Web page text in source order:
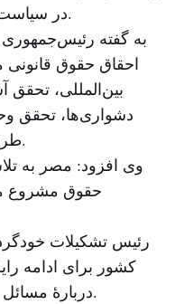
در سیاست خارجی مصر باقی خواهد ماند.
به گفته
احقاق حقوق
بین‌المللی، تحقق
دشواری‌ها، تحقق
طرف‌های فلسطینی ادامه می‌دهد.
وی افزود: مصر به
حقوق مشروع
رئیس تشکیلات
کشور برای ادامه
دربارهٔ مسائل مورد علاقه دو طرف تأکید کرد.